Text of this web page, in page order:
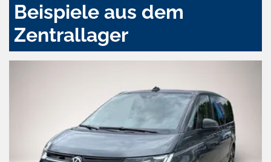
Beispiele aus dem
Zentrallager